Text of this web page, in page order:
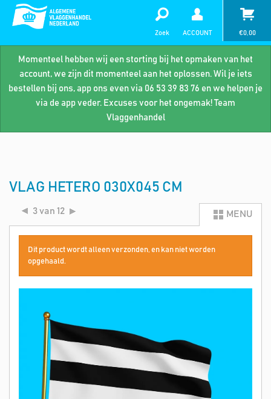
Momenteel hebben wij een storting bij het opmaken van het
account, we zijn dit momenteel aan het oplossen. Wil je iets
bestellen bij ons, app ons even via 06 53 39 83 76 en we helpen je
via de app veder. Excuses voor het ongemak! Team
Vlaggenhandel
Zoek ACCOUNT €0,00
VLAG HETERO 030X045 CM
3 van 12 MENU
Dit product wordt alleen verzonden, en kan niet worden
opgehaald.